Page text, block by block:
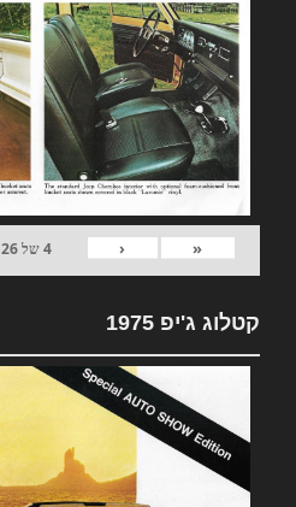
«
‹
4של26
קטלוג ג'יפ 1975